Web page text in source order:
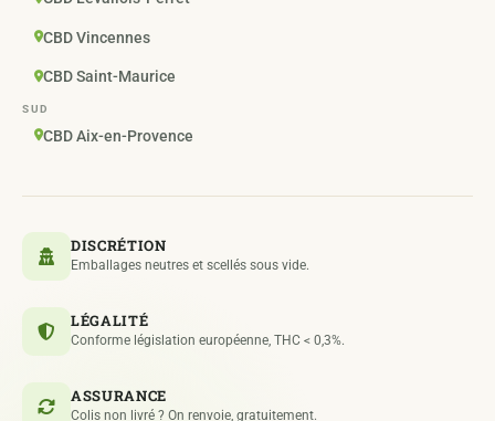
CBD Vincennes
CBD Saint-Maurice
SUD
CBD Aix-en-Provence
DISCRÉTION
Emballages neutres et scellés sous vide.
LÉGALITÉ
Conforme législation européenne, THC < 0,3%.
ASSURANCE
Colis non livré ? On renvoie, gratuitement.